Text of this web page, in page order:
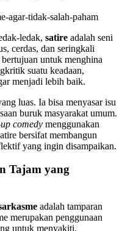
ledak, satire adalah seni
cerdas, dan seringkali
untuk menghina
suatu keadaan,
menjadi lebih baik.
luas. Ia bisa menyasar isu
buruk masyarakat umum.
comedy menggunakan
bersifat membangun
yang ingin disampaikan.
Tajam yang
adalah tamparan
merupakan penggunaan
untuk menyakiti,